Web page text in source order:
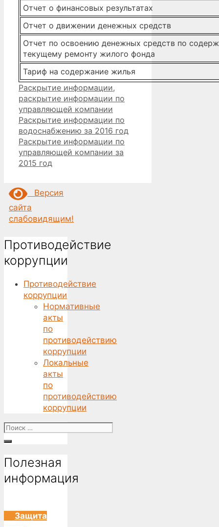
Отчет о финансовых результатах
Отчет о движении денежных средств
Отчет по освоению денежных средств по
текущему ремонту жилого фонда
Тариф на содержание жилья
Рубрики
Раскрытие информации,
раскрытие информации по
управляющей компании
Раскрытие информации по
водоснабжению за 2016 год
Раскрытие информации по
управляющей компании за
2015 год
Версия
сайта
слабовидящим!
Противодействие
коррупции
Противодействие
коррупции
Нормативные
акты
по
противодействию
коррупции
Локальные
акты
по
противодействию
коррупции
Поиск
for:
Полезная
информация
Защита